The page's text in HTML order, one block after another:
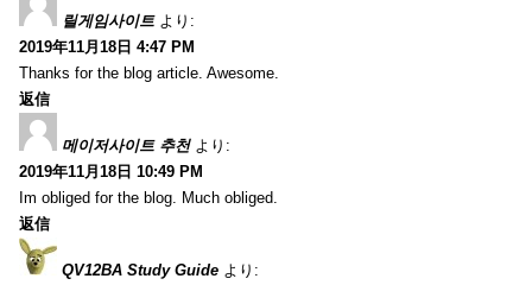
릴게임사이트 より:
2019年11月18日 4:47 PM
Thanks for the blog article. Awesome.
返信
메이저사이트 추천 より:
2019年11月18日 10:49 PM
Im obliged for the blog. Much obliged.
返信
QV12BA Study Guide より: